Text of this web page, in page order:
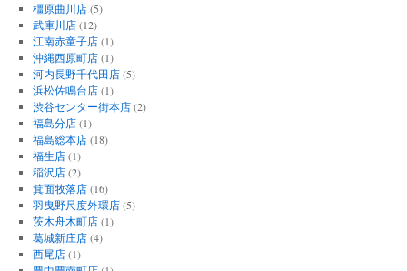
橿原曲川店(5)
武庫川店(12)
江南赤童子店(1)
沖縄西原町店(1)
河内長野千代田店(5)
浜松佐鳴台店(1)
渋谷センター街本店(2)
福島分店(1)
福島総本店(18)
福生店(1)
稲沢店(2)
箕面牧落店(16)
羽曳野尺度外環店(5)
茨木舟木町店(1)
葛城新庄店(4)
西尾店(1)